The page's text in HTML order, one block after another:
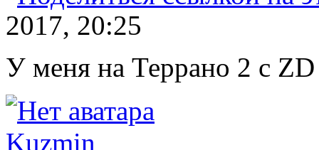
2017, 20:25
У меня на Террано 2 с
Kuzmin